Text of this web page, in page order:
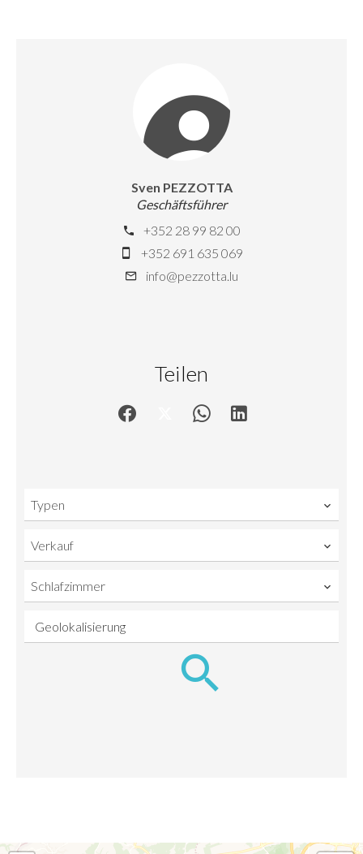
Sven PEZZOTTA
Geschäftsführer
+352 28 99 82 00
+352 691 635 069
info@pezzotta.lu
Teilen
Typen
Verkauf
Schlafzimmer
Geolokalisierung